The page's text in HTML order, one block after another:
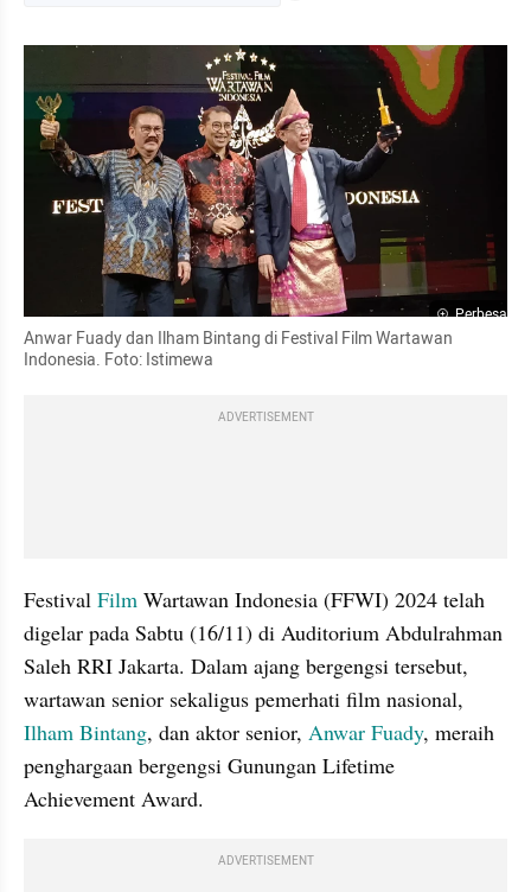
Perbesar
Anwar Fuady dan Ilham Bintang di Festival Film Wartawan
Indonesia. Foto: Istimewa
ADVERTISEMENT
Festival Film Wartawan Indonesia (FFWI) 2024 telah
digelar pada Sabtu (16/11) di Auditorium Abdulrahman
Saleh RRI Jakarta. Dalam ajang bergengsi tersebut,
Ilham Bintang, dan aktor senior, Anwar Fuady, meraih
penghargaan bergengsi Gunungan Lifetime
Achievement Award.
ADVERTISEMENT